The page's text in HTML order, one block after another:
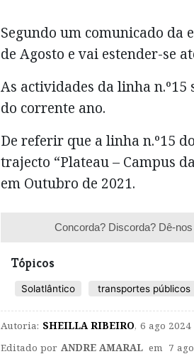
Segundo um comunicado da
de Agosto e vai estender-se
As actividades da linha
do corrente ano.
De referir que a linha n.º15
trajecto “Plateau – Campus
em Outubro de 2021.
Concorda? Discorda? Dê-
Tópicos
Solatlântico transportes públicos
Autoria: SHEILLA RIBEIRO, 6 ago 2024
Editado por ANDRE AMARAL em 7